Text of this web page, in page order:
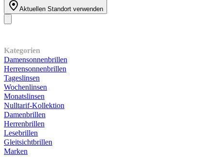
Aktuellen Standort verwenden
Kategorien
Damensonnenbrillen
Herrensonnenbrillen
Tageslinsen
Wochenlinsen
Monatslinsen
Nulltarif-Kollektion
Damenbrillen
Herrenbrillen
Lesebrillen
Gleitsichtbrillen
Marken